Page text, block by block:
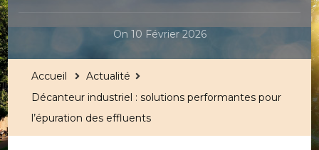
On 10 Février 2026
Accueil
Actualité
Décanteur industriel : solutions performantes pour
l’épuration des effluents